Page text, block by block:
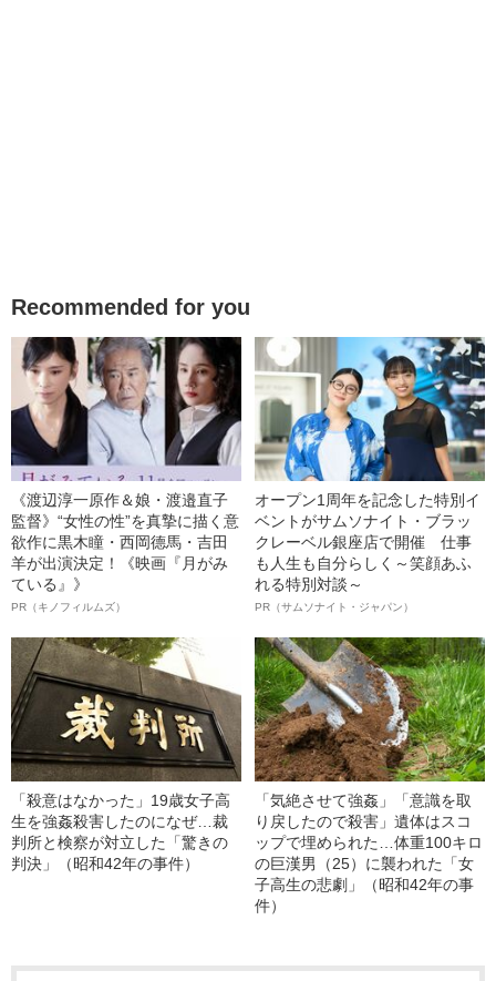
Recommended for you
《渡辺淳一原作＆娘・渡邉直子
監督》“女性の性”を真摯に描く意
欲作に黒木瞳・西岡德馬・吉田
羊が出演決定！《映画『月がみ
ている』》
PR（キノフィルムズ）
オープン1周年を記念した特別イ
ベントがサムソナイト・ブラッ
クレーベル銀座店で開催 仕事
も人生も自分らしく～笑顔あふ
れる特別対談～
PR（サムソナイト・ジャパン）
「殺意はなかった」19歳女子高
生を強姦殺害したのになぜ…裁
判所と検察が対立した「驚きの
判決」（昭和42年の事件）
「気絶させて強姦」「意識を取
り戻したので殺害」遺体はスコ
ップで埋められた…体重100キロ
の巨漢男（25）に襲われた「女
子高生の悲劇」（昭和42年の事
件）